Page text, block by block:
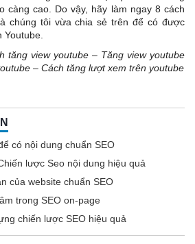
càng cao. Do vậy, hãy làm ngay 8 cách
chúng tôi vừa chia sẻ trên để có được
tăng view youtube – Tăng view youtube
– Cách tăng lượt xem trên youtube
có nội dung chuẩn SEO
lược Seo nội dung hiệu quả
của website chuẩn SEO
trong SEO on-page
chiến lược SEO hiệu quả